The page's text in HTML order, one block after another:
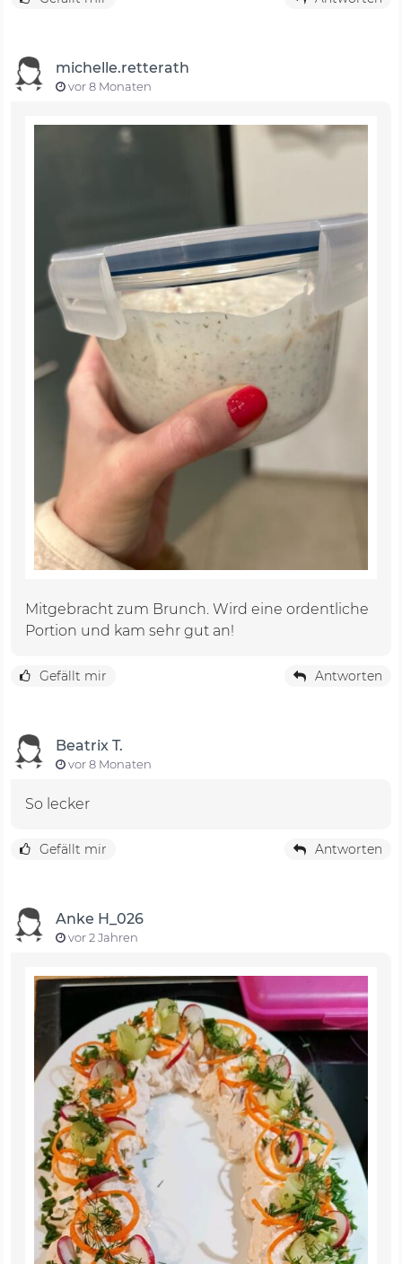
michelle.retterath
vor 8 Monaten
Mitgebracht zum Brunch. Wird eine ordentliche
Portion und kam sehr gut an!
Gefällt mir Antworten
Beatrix T.
vor 8 Monaten
So lecker
Gefällt mir Antworten
Anke H_026
vor 2 Jahren